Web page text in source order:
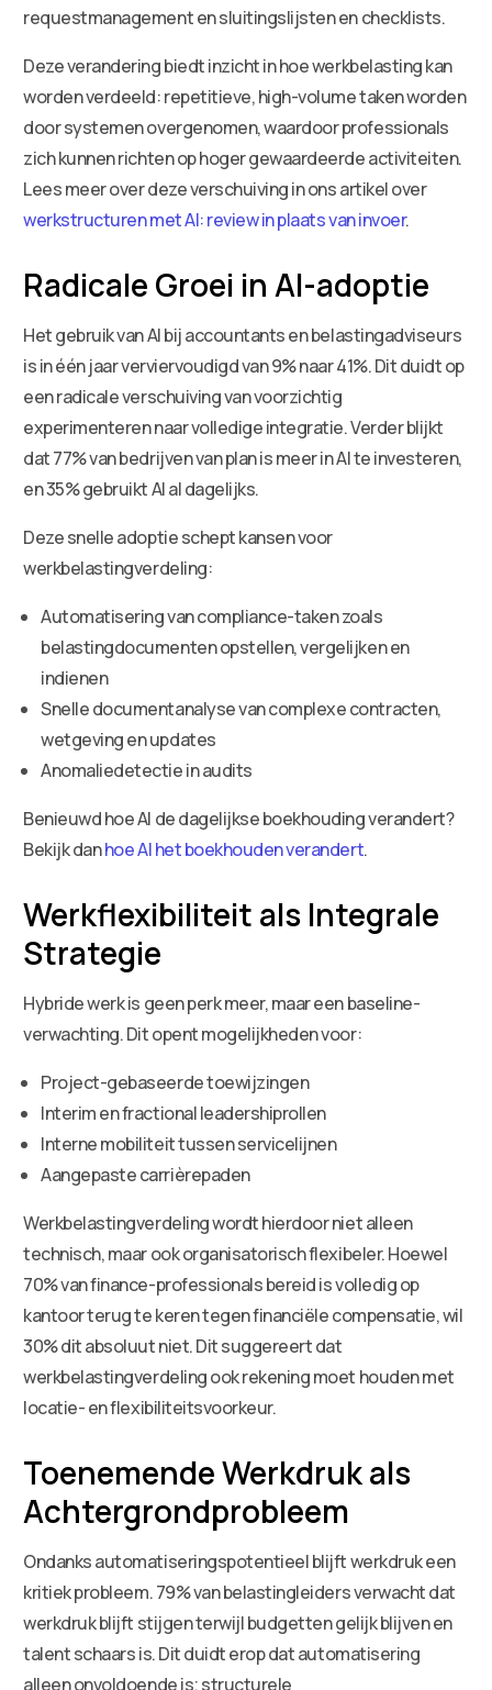
requestmanagement en sluitingslijsten en checklists.
Deze verandering biedt inzicht in hoe werkbelasting kan
worden verdeeld: repetitieve, high-volume taken worden
door systemen overgenomen, waardoor professionals
zich kunnen richten op hoger gewaardeerde activiteiten.
Lees meer over deze verschuiving in ons artikel over
werkstructuren met AI: review in plaats van invoer.
Radicale Groei in AI-adoptie
Het gebruik van AI bij accountants en belastingadviseurs
is in één jaar verviervoudigd van 9% naar 41%. Dit duidt op
een radicale verschuiving van voorzichtig
experimenteren naar volledige integratie. Verder blijkt
dat 77% van bedrijven van plan is meer in AI te investeren,
en 35% gebruikt AI al dagelijks.
Deze snelle adoptie schept kansen voor
werkbelastingverdeling:
Automatisering van compliance-taken zoals
belastingdocumenten opstellen, vergelijken en
indienen
Snelle documentanalyse van complexe contracten,
wetgeving en updates
Anomaliedetectie in audits
Benieuwd hoe AI de dagelijkse boekhouding verandert?
Bekijk danhoe AI het boekhouden verandert.
Werkflexibiliteit als Integrale
Strategie
Hybride werk is geen perk meer, maar een baseline-
verwachting. Dit opent mogelijkheden voor:
Project-gebaseerde toewijzingen
Interim en fractional leadershiprollen
Interne mobiliteit tussen servicelijnen
Aangepaste carrièrepaden
Werkbelastingverdeling wordt hierdoor niet alleen
technisch, maar ook organisatorisch flexibeler. Hoewel
70% van finance-professionals bereid is volledig op
kantoor terug te keren tegen financiële compensatie, wil
30% dit absoluut niet. Dit suggereert dat
werkbelastingverdeling ook rekening moet houden met
locatie- en flexibiliteitsvoorkeur.
Toenemende Werkdruk als
Achtergrondprobleem
Ondanks automatiseringspotentieel blijft werkdruk een
kritiek probleem. 79% van belastingleiders verwacht dat
werkdruk blijft stijgen terwijl budgetten gelijk blijven en
talent schaars is. Dit duidt erop dat automatisering
alleen onvoldoende is; structurele